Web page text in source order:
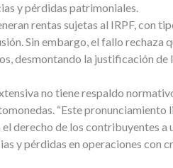
y pérdidas patrimoniales.
rentas sujetas al IRPF, con
Sin embargo, el fallo rechaza
desmontando la justificación de
no tiene respaldo
“Este pronunciamiento
derecho de los contribuyentes a
y pérdidas en operaciones con